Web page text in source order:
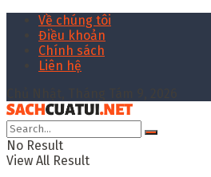
Về chúng tôi
Điều khoản
Chính sách
Liên hệ
No Result
View All Result